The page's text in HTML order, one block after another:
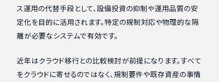
ス運用の代替手段として、設備投資の抑制や運用品質の安
定化を目的に活用されます。特定の規制対応や物理的な隔
離が必要なシステムで有効です。
近年はクラウド移行との比較検討が前提になります。すべて
をクラウドに寄せるのではなく、規制要件や既存資産の事情